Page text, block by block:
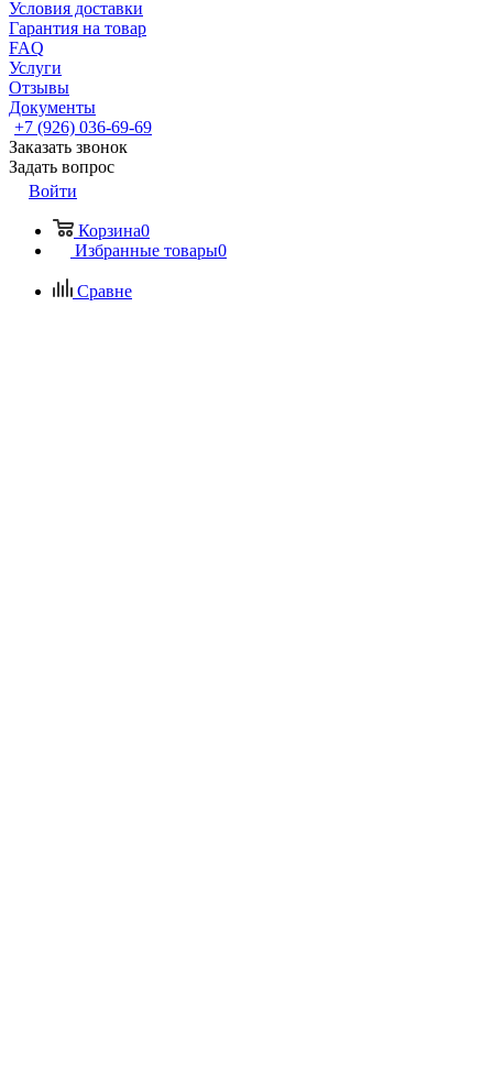
Условия доставки
Гарантия на товар
FAQ
Услуги
Отзывы
Документы
+7 (926) 036-69-69
Заказать звонок
Задать вопрос
Войти
Корзина0
Избранные товары0
Сравне